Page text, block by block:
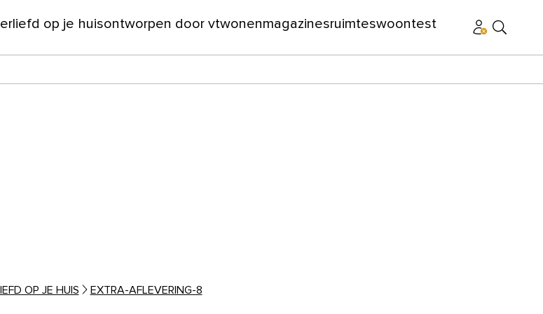
op je huisontworpen door vtwonenmagazinesruimteswoontest
OP JE HUIS EXTRA-AFLEVERING-8